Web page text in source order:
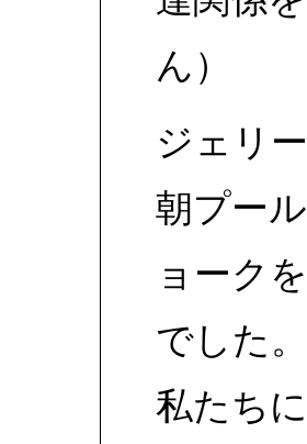
ん）
ジェリ
朝プー
ョーク
でした。
私たち